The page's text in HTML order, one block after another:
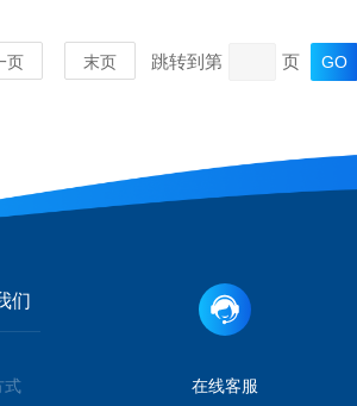
页 末页 跳转到第 页
们
式 在线客服